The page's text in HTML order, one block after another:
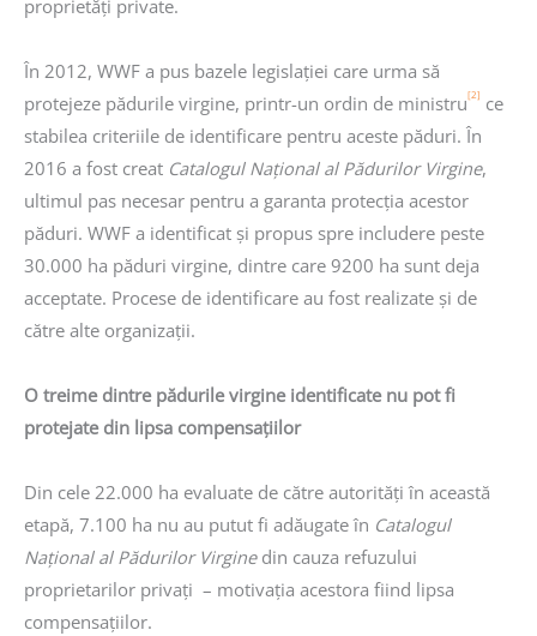
proprietăți private.
În 2012, WWF a pus bazele legislației care urma să
protejeze pădurile virgine, printr-un ordin de ministru[2] ce
stabilea criteriile de identificare pentru aceste păduri. În
2016 a fost creat Catalogul Național al Pădurilor Virgine,
ultimul pas necesar pentru a garanta protecția acestor
păduri. WWF a identificat și propus spre includere peste
30.000 ha păduri virgine, dintre care 9200 ha sunt deja
acceptate. Procese de identificare au fost realizate și de
către alte organizații.
O treime dintre pădurile virgine identificate nu pot fi
protejate din lipsa compensațiilor
Din cele 22.000 ha evaluate de către autorități în această
etapă, 7.100 ha nu au putut fi adăugate în Catalogul
Național al Pădurilor Virginedin cauza refuzului
proprietarilor privați – motivația acestora fiind lipsa
compensațiilor.